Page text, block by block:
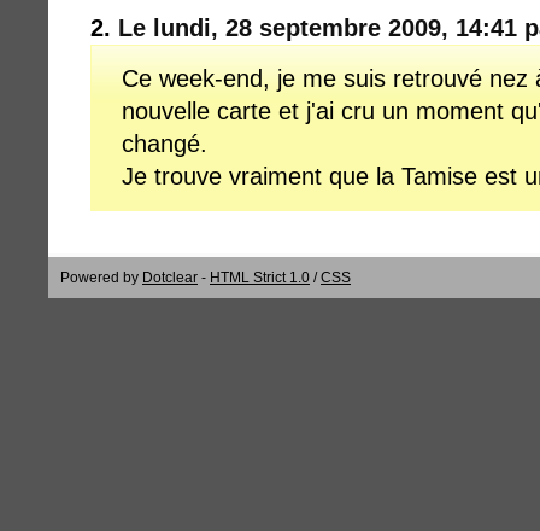
2. Le lundi, 28 septembre 2009, 14:41
Ce week-end, je me suis retrouvé nez
nouvelle carte et j'ai cru un moment
changé.
Je trouve vraiment que la Tamise est
Powered by Dotclear - HTML Strict 1.0 /CSS